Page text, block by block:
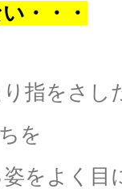
・・・
指をさし
を
をよく目